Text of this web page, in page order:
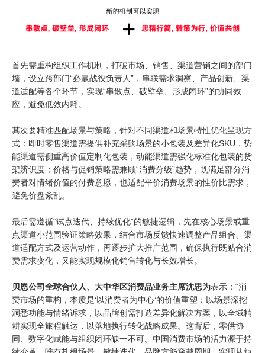
首先需重构组织工作机制，打破市场、销售、渠道营销之间的部门
墙，设立跨部门“必赢战役负责人” ，串联需求洞察、产品创新、渠
道适配等各个环节，实现“串散点、破壁垒、形成闭环”的协同效
应，避免低效内耗。
其次要精准匹配场景与策略，针对不同渠道和场景特性优化呈现方
式：即时零售渠道需提供补充采购场景的小包装及差异化SKU ，势
能渠道需侧重高价值定制化包装，动能渠道需强化标准化包装的货
架辨识度；价格与促销策略需兼顾“消费分级”趋势，既满足部分消
费者对情绪价值的付费意愿，也适配平价消费场景的性价比需求，
避免价盘紊乱。
最后需遵循“试点迭代、持续优化”的敏捷逻辑，先在核心场景或重
点渠道小范围验证策略效果，结合市场反馈快速调整产品组合、渠
道适配方式及运营动作，再逐步扩大推广范围，确保执行既贴合消
费需求变化，又能实现规模化销售转化与长效增长。
贝恩公司全球合伙人、大中华区消费品业务主席沈思为表示：“消
费市场的重构，本质是‘以消费者为中心’的价值重塑：以场景深挖
洞悉功能与情绪诉求，以品牌创需打造差异化解决方案，以全域精
耕实现全旅程触达，以落地执行转化战略成果。这背后，零供协
同、数字化赋能与组织闭环缺一不可。中国消费市场的活力源于持